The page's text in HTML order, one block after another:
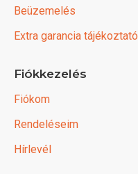
Beüzemelés
Extra garancia tájékoztató
Fiókkezelés
Fiókom
Rendeléseim
Hírlevél